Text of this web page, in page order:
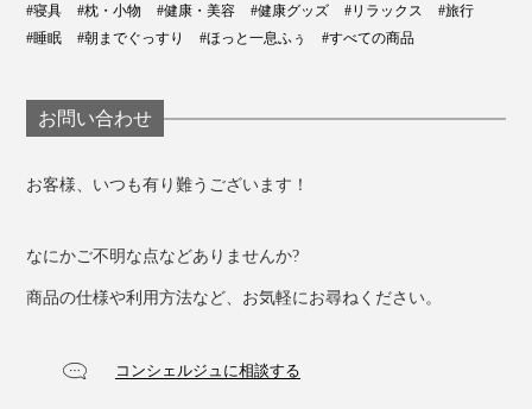
#寝具 #枕・小物 #健康・美容 #健康グッズ #リラックス
#旅行
#睡眠
#朝までぐっすり #ほっと一息ふぅ #すべての商品
お問い合わせ
お客様、いつも有り難うございます！
なにかご不明な点などありませんか?
商品の仕様や利用方法など、お気軽にお尋ねください。
コンシェルジュに相談する